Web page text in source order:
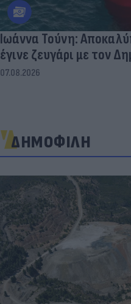
Ιωάννα Τούνη:
έγινε ζευγάρι με τον
07.08.2026
ΔΗΜΟΦΙΛΗ